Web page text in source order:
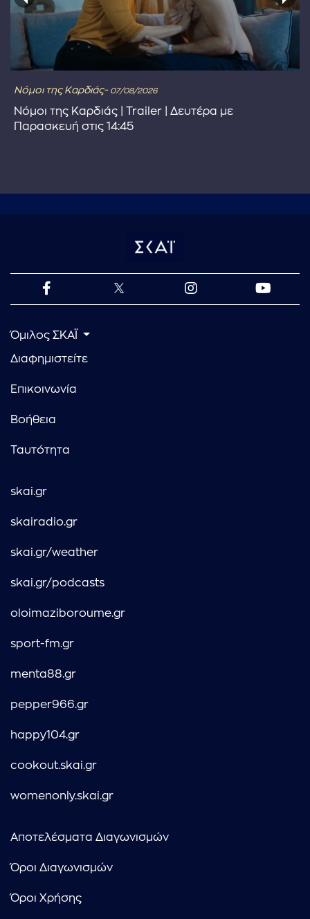
Νόμοι της Καρδιάς- 07/08/2026
Νόμοι της Καρδιάς | Trailer | Δευτέρα με
Παρασκευή στις 14:45
Όμιλος ΣΚΑΪ
Διαφημιστείτε
Επικοινωνία
Βοήθεια
Ταυτότητα
skai.gr
skairadio.gr
skai.gr/weather
skai.gr/podcasts
oloimaziboroume.gr
sport-fm.gr
menta88.gr
pepper966.gr
happy104.gr
cookout.skai.gr
womenonly.skai.gr
Αποτελέσματα Διαγωνισμών
Όροι Διαγωνισμών
Όροι Χρήσης